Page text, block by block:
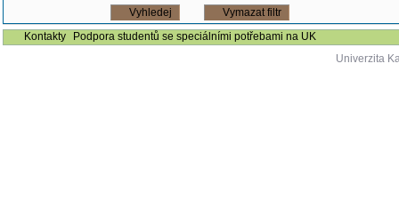
Kontakty
Podpora studentů se speciálními potřebami na UK
Univerzita